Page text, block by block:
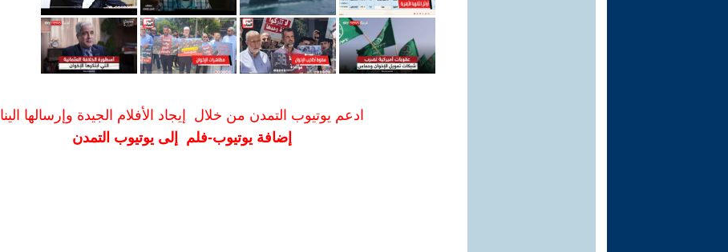
ادعم يوتيوب التمدن من خلال إيجاد الأفلام الجيدة وإرسالها الينا
إضافة يوتيوب-فلم إلى يوتيوب التمدن